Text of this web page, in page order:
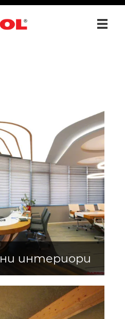
интериори